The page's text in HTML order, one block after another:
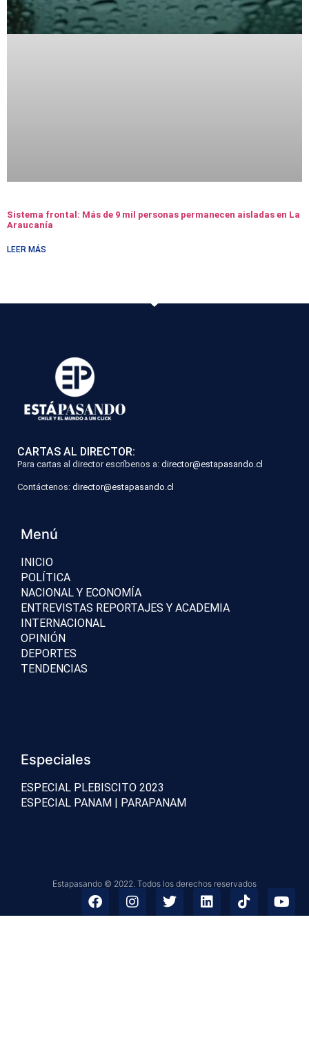
Sistema frontal: Más de 9 mil personas permanecen aisladas en La
Araucanía
LEER MÁS
CARTAS AL DIRECTOR:
Para cartas al director escríbenos a: director@estapasando.cl
Contáctenos: director@estapasando.cl
Menú
INICIO
POLÍTICA
NACIONAL Y ECONOMÍA
ENTREVISTAS REPORTAJES Y ACADEMIA
INTERNACIONAL
OPINIÓN
DEPORTES
TENDENCIAS
Especiales
ESPECIAL PLEBISCITO 2023
ESPECIAL PANAM | PARAPANAM
Estapasando © 2022. Todos los derechos reservados